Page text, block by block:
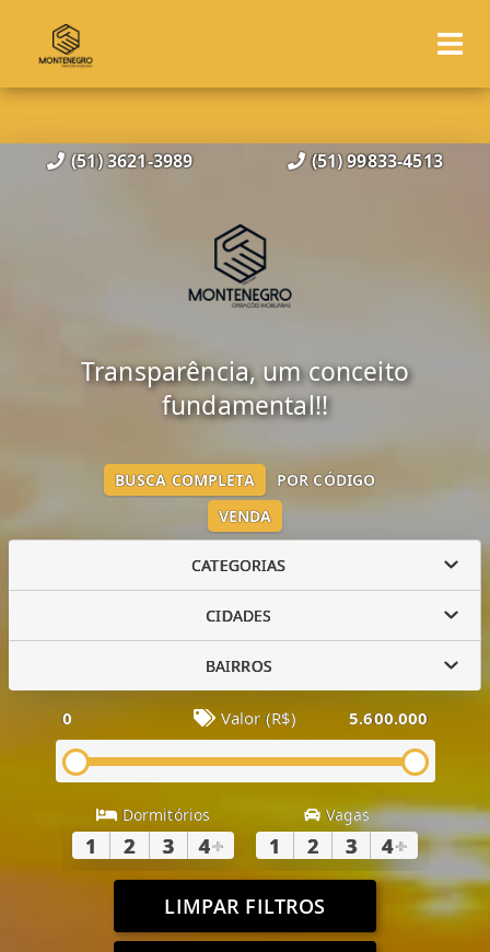
(51) 3621-3989 (51) 99833-4513
Transparência, um conceito
fundamental!!
VENDA
BUSCA COMPLETA POR CÓDIGO
CATEGORIAS
CIDADES
BAIRROS
0 Valor (R$) 5.600.000
Dormitórios
1 2 3 4+
Vagas
1 2 3 4+
LIMPAR FILTROS